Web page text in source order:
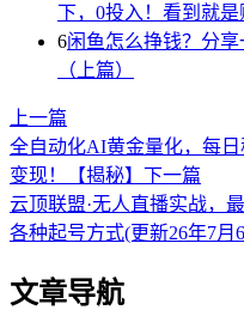
下，0投入！看到就是
6闲鱼怎么挣钱？分
（上篇）
上一篇
全自动化AI黄金量化，每
变现！【揭秘】 下一篇
云顶联盟·无人直播实战，
各种起号方式(更新26年7月
文章导航